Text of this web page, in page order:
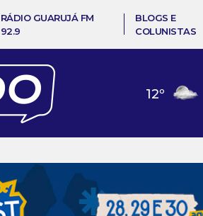
RÁDIO GUARUJÁ FM
92.9
BLOGS E
COLUNISTAS
12º